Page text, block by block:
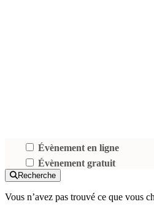
Évènement en ligne
Évènement gratuit
Recherche
Vous n’avez pas trouvé ce que vous